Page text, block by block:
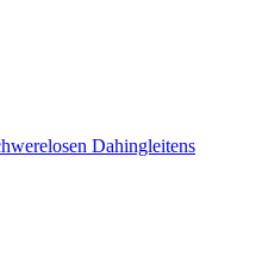
Dahingleitens